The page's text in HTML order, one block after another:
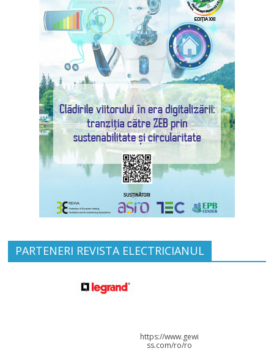
PARTENERI REVISTA ELECTRICIANUL
https://www.gewi
ss.com/ro/ro